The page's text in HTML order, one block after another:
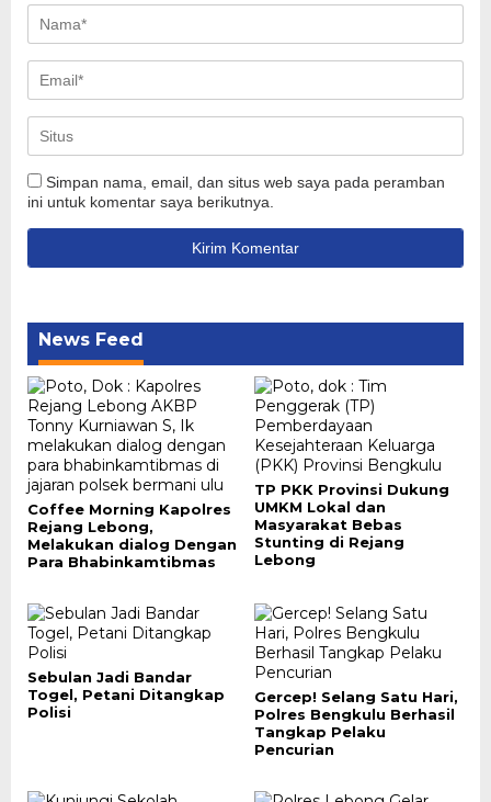
Simpan nama, email, dan situs web saya pada peramban
ini untuk komentar saya berikutnya.
News Feed
Coffee Morning Kapolres
Rejang Lebong,
Melakukan dialog Dengan
Para Bhabinkamtibmas
TP PKK Provinsi Dukung
UMKM Lokal dan
Masyarakat Bebas
Stunting di Rejang
Lebong
Sebulan Jadi Bandar
Togel, Petani Ditangkap
Polisi
Gercep! Selang Satu Hari,
Polres Bengkulu Berhasil
Tangkap Pelaku
Pencurian